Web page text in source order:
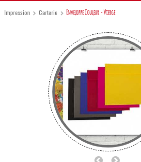
Impression Carterie Enveloppe Couleur - Vierge